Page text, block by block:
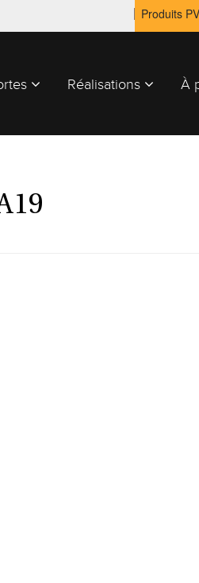
Produits
Réalisations À